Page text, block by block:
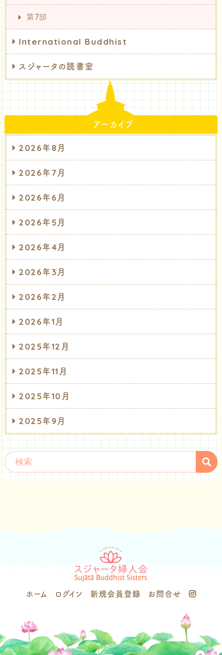
第7部
International Buddhist
スジャータの読書室
アーカイブ
2026年8月
2026年7月
2026年6月
2026年5月
2026年4月
2026年3月
2026年2月
2026年1月
2025年12月
2025年11月
2025年10月
2025年9月
ホーム ログイン 新規会員登録 お問合せ